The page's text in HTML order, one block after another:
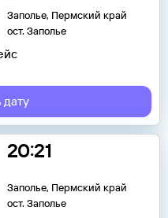
Заполье, Пермский край
ост. Заполье
дату
20:21
Заполье, Пермский край
ост. Заполье